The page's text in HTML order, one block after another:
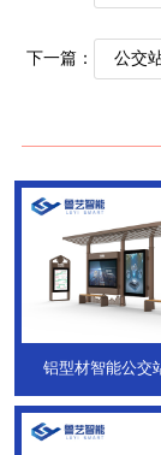
下一篇： 公交
铝型材智能公交